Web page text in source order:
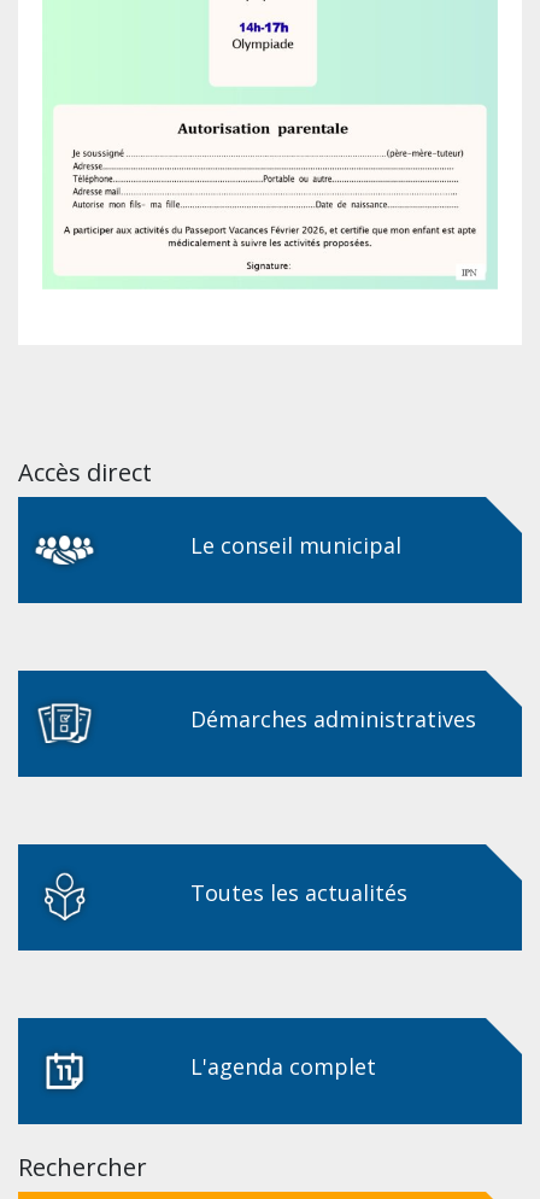
Accès direct
Le conseil municipal
Démarches administratives
Toutes les actualités
L'agenda complet
Rechercher